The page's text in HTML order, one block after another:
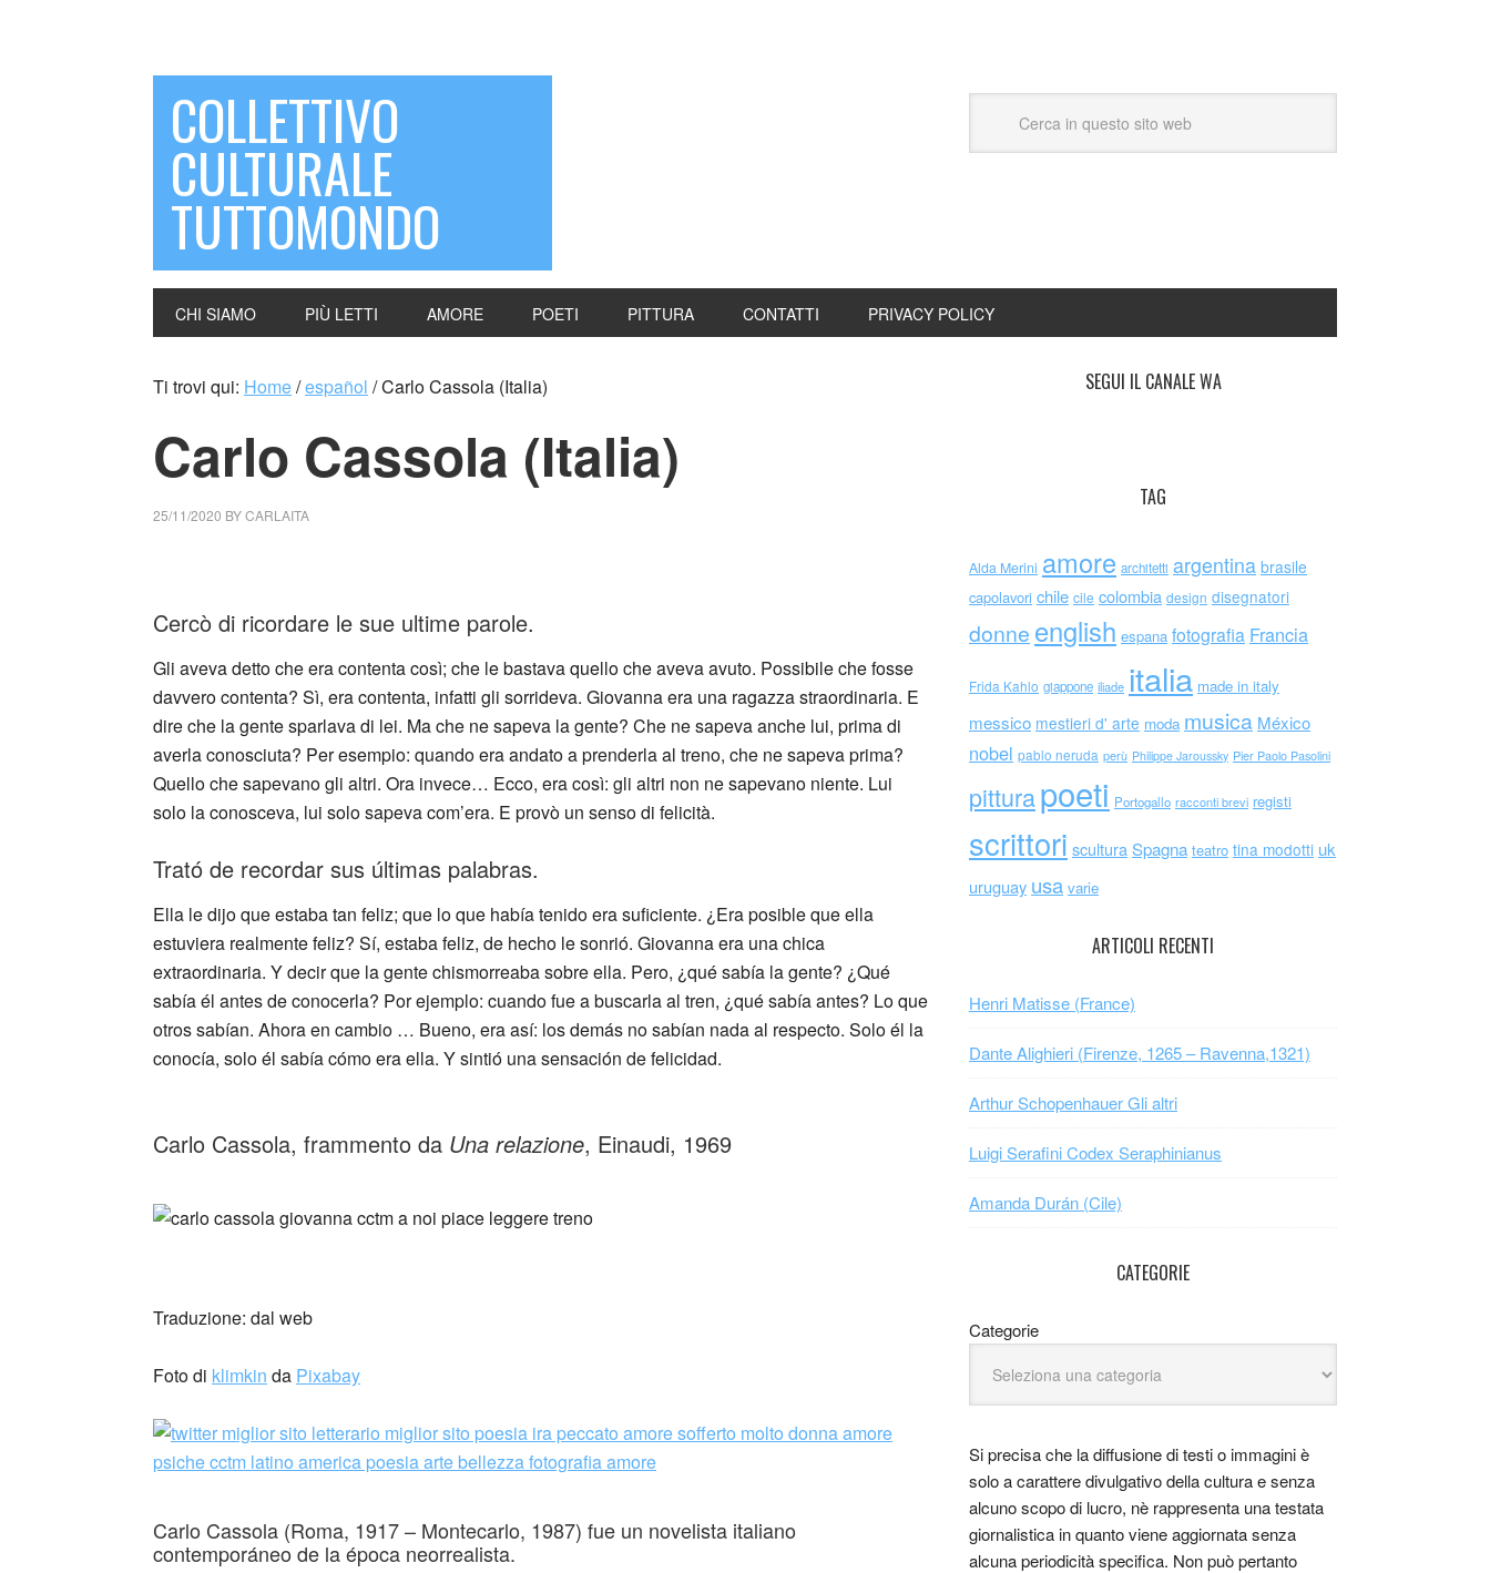
COLLETTIVO
CULTURALE
TUTTOMONDO
CHI SIAMO PIÙ LETTI AMORE POETI PITTURA CONTATTI PRIVACY POLICY
Ti trovi qui: Home/español /Carlo Cassola (Italia)
Carlo Cassola (Italia)
25/11/2020 BYCARLAITA
Cercò di ricordare le sue ultime parole.
Gli aveva detto che era contenta così; che le bastava quello che aveva avuto. Possibile che fosse
davvero contenta? Sì, era contenta, infatti gli sorrideva. Giovanna era una ragazza straordinaria. E
dire che la gente sparlava di lei. Ma che ne sapeva la gente? Che ne sapeva anche lui, prima di
averla conosciuta? Per esempio: quando era andato a prenderla al treno, che ne sapeva prima?
Quello che sapevano gli altri. Ora invece… Ecco, era così: gli altri non ne sapevano niente. Lui
solo la conosceva, lui solo sapeva com’era. E provò un senso di felicità.
Trató de recordar sus últimas palabras.
Ella le dijo que estaba tan feliz; que lo que había tenido era suficiente. ¿Era posible que ella
estuviera realmente feliz? Sí, estaba feliz, de hecho le sonrió. Giovanna era una chica
extraordinaria. Y decir que la gente chismorreaba sobre ella. Pero, ¿qué sabía la gente? ¿Qué
sabía él antes de conocerla? Por ejemplo: cuando fue a buscarla al tren, ¿qué sabía antes? Lo que
otros sabían. Ahora en cambio … Bueno, era así: los demás no sabían nada al respecto. Solo él la
conocía, solo él sabía cómo era ella. Y sintió una sensación de felicidad.
Carlo Cassola, frammento da Una relazione, Einaudi, 1969
Traduzione: dal web
Foto di klimkin da Pixabay
Carlo Cassola (Roma, 1917 – Montecarlo, 1987) fue un novelista italiano
contemporáneo de la época neorrealista.
SEGUI IL CANALE WA
TAG
Alda Merini amore architetti argentina brasile
capolavori chile cile colombia design disegnatori
donne english espana fotografia Francia
Frida Kahlo giappone iliade italia made in italy
messico mestieri d' arte moda musica México
nobel pablo neruda perù Philippe Jaroussky Pier Paolo Pasolini
pitturapoeti Portogallo racconti brevi registi
scrittori scultura Spagna teatro tina modotti uk
uruguay usa varie
ARTICOLI RECENTI
Henri Matisse (France)
Dante Alighieri (Firenze, 1265 – Ravenna,1321)
Arthur Schopenhauer Gli altri
Luigi Serafini Codex Seraphinianus
Amanda Durán (Cile)
CATEGORIE
Categorie
Si precisa che la diffusione di testi o immagini è
solo a carattere divulgativo della cultura e senza
alcuno scopo di lucro, nè rappresenta una testata
giornalistica in quanto viene aggiornata senza
alcuna periodicità specifica. Non può pertanto